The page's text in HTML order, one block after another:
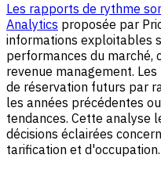
Les rapports de rythme
Analytics proposée par
informations exploitables
performances du marché,
revenue management.
de réservation futurs par
les années précédentes
tendances. Cette analyse
décisions éclairées
tarification et d'occupation.